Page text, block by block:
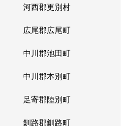
河西郡更別村
広尾郡広尾町
中川郡池田町
中川郡本別町
足寄郡陸別町
釧路郡釧路町